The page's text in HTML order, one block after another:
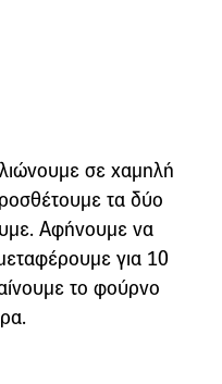
σε χαμηλή
τα δύο
Αφήνουμε να
για 10
το φούρνο